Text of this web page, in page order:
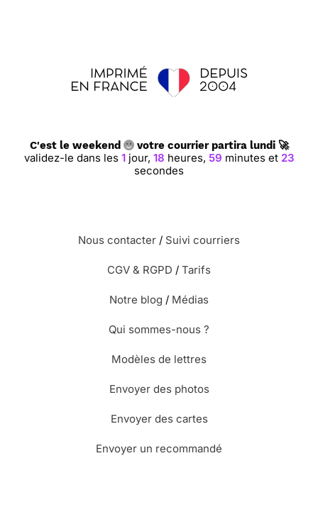
C'est le weekend votre courrier partira lundi 🚀
validez-le dans les 1jour, 18 heures, 59 minutes et 23
secondes
Nous contacter / Suivi courriers
CGV & RGPD / Tarifs
Notre blog / Médias
Qui sommes-nous ?
Modèles de lettres
Envoyer des photos
Envoyer des cartes
Envoyer un recommandé